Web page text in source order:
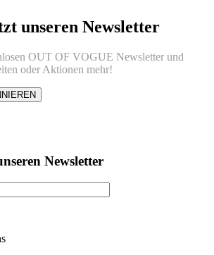
unseren Newsletter
OUT OF VOGUE Newsletter und
oder Aktionen mehr!
Newsletter